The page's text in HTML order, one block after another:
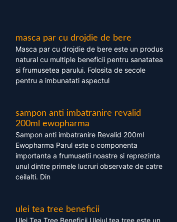
masca par cu drojdie de bere
Masca par cu drojdie de bere este un produs
natural cu multiple beneficii pentru sanatatea
si frumusetea parului. Folosita de secole
pentru a imbunatati aspectul
sampon anti imbatranire revalid
200ml ewopharma
Sampon anti imbatranire Revalid 200ml
Ewopharma Parul este o componenta
importanta a frumusetii noastre si reprezinta
unul dintre primele lucruri observate de catre
ceilalti. Din
ulei tea tree beneficii